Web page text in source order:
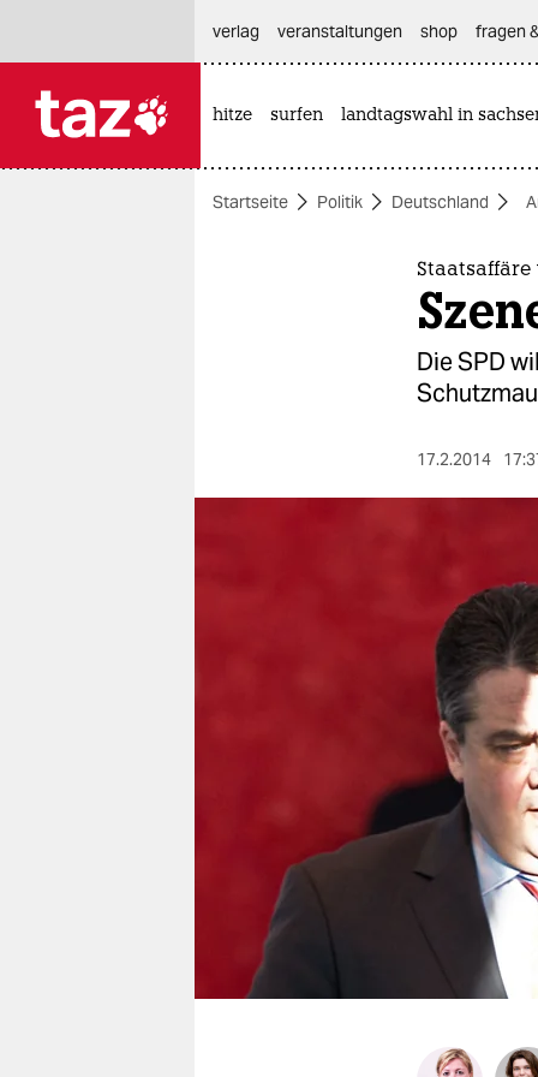
themen
fragen & hilfe
unterstützen
verlag
veranstaltungen shop fragen
hitze surfen landtagswahl in
Startseite Politik Deutschland
Die SPD
17.2.2014